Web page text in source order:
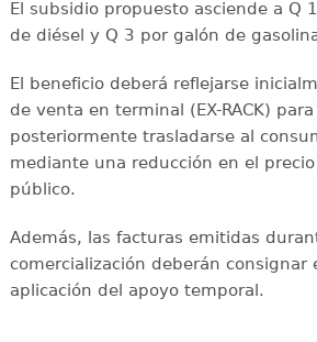
El subsidio propuesto asciende a Q
de diésel y Q 3 por galón de
El beneficio deberá reflejarse
de venta en terminal (EX-RACK)
posteriormente trasladarse al
mediante una reducción en el
público.
Además, las facturas emitidas
comercialización deberán consignar
aplicación del apoyo temporal.